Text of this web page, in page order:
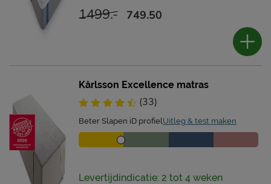
1499.- 749.50
Kårlsson Excellence matras
(33)
Beter Slapen iD profielUitleg & test maken
Levertijdindicatie: 2 tot 4 weken